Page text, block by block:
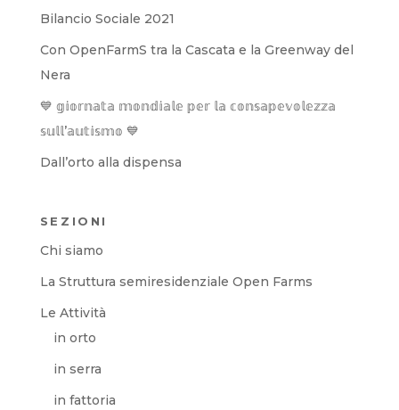
Bilancio Sociale 2021
Con OpenFarmS tra la Cascata e la Greenway del
Nera
💙 𝕘𝕚𝕠𝕣𝕟𝕒𝕥𝕒 𝕞𝕠𝕟𝕕𝕚𝕒𝕝𝕖 𝕡𝕖𝕣 𝕝𝕒 𝕔𝕠𝕟𝕤𝕒𝕡𝕖𝕧𝕠𝕝𝕖𝕫𝕫𝕒
𝕤𝕦𝕝𝕝’𝕒𝕦𝕥𝕚𝕤𝕞𝕠 💙
Dall’orto alla dispensa
SEZIONI
Chi siamo
La Struttura semiresidenziale Open Farms
Le Attività
in orto
in serra
in fattoria